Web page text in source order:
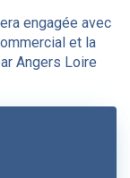
engagée avec
et la
Angers Loire